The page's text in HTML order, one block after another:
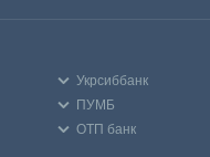
Укрсиббанк
ПУМБ
ОТП банк